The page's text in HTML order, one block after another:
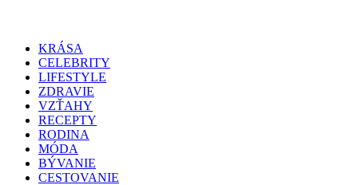
KRÁSA
CELEBRITY
LIFESTYLE
ZDRAVIE
VZŤAHY
RECEPTY
RODINA
MÓDA
BÝVANIE
CESTOVANIE